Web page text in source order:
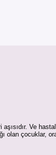
Ve
olan çocuklar,